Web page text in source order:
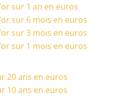
sur 1 an en euros
sur 6 mois en euros
sur 3 mois en euros
sur 1 mois en euros
20 ans en euros
10 ans en euros